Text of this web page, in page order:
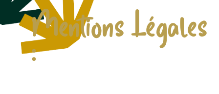
Mentions Légales
: